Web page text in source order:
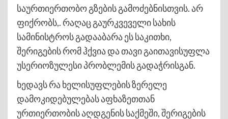
საურთიერთობო გზების გამოძებნისთვის. არ
ფიქრობს,. რაღაც გაურკვეველი სახის
სამინისტროს გადააბარა ეს საკითხი,
შერიგების რომ ჰქვია და თავი გაითავისუფლა
უსერიოზულესი პრობლემის გადაჭრისგან.
ხედავს რა ხელისუფლების ზერელე
დამოკიდებულებას აფხაზეთთან
ურთიერთობის აღდგენის საქმეში, შერიგების